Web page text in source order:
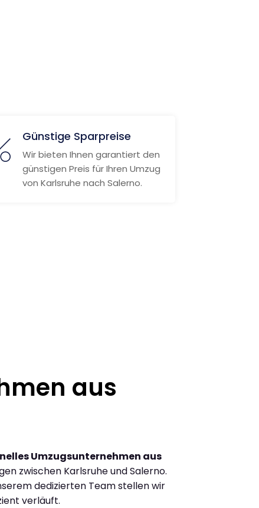
Günstige Sparpreise
Wir bieten Ihnen garantiert den
günstigen Preis für Ihren Umzug
von Karlsruhe nach Salerno.
aus
Umzugsunternehmen aus
zwischen Karlsruhe und Salerno.
dedizierten Team stellen wir
verläuft.